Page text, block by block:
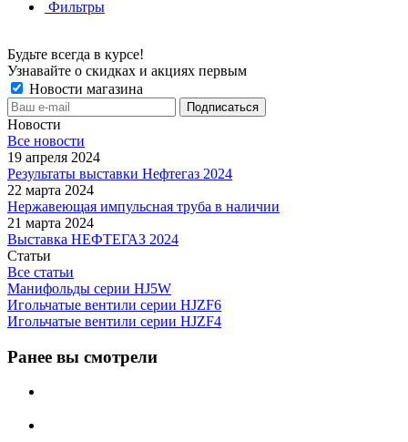
Фильтры
Будьте всегда в курсе!
Узнавайте о скидках и акциях первым
Новости магазина
Новости
Все новости
19 апреля 2024
Результаты выставки Нефтегаз 2024
22 марта 2024
Нержавеющая импульсная труба в наличии
21 марта 2024
Выставка НЕФТЕГАЗ 2024
Статьи
Все статьи
Манифольды серии HJ5W
Игольчатые вентили серии HJZF6
Игольчатые вентили серии HJZF4
Ранее вы смотрели